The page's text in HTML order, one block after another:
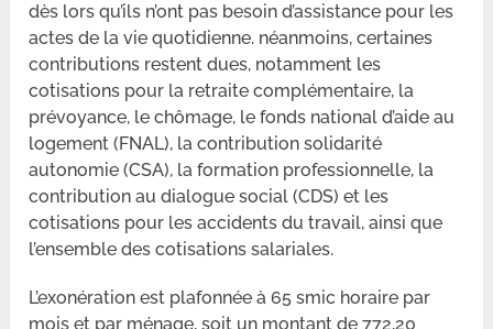
dès lors qu’ils n’ont pas besoin d’assistance pour les
actes de la vie quotidienne. néanmoins, certaines
contributions restent dues, notamment les
cotisations pour la retraite complémentaire, la
prévoyance, le chômage, le fonds national d’aide au
logement (FNAL), la contribution solidarité
autonomie (CSA), la formation professionnelle, la
contribution au dialogue social (CDS) et les
cotisations pour les accidents du travail, ainsi que
l’ensemble des cotisations salariales.
L’exonération est plafonnée à 65 smic horaire par
mois et par ménage, soit un montant de 772,20